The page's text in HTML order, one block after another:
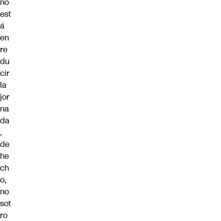
est
á
en
re
du
cir
la
jor
na
da
,
de
he
ch
o,
no
sot
ro